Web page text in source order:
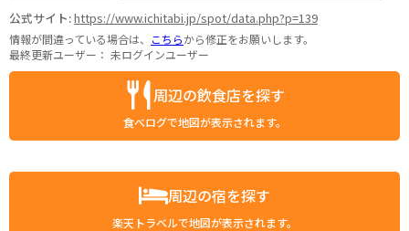
公式サイト:https://www.ichitabi.jp/spot/data.php?p=139
情報が間違っている場合は、 こちらから修正をお願いします。
最終更新ユーザー： 未ログインユーザー
周辺の飲食店を探す
食べログで地図が表示されます。
周辺の宿を探す
楽天トラベルで地図が表示されます。